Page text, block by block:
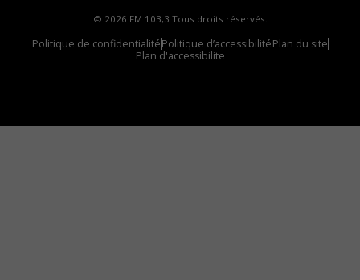
© 2026 FM 103,3 Tous droits réservés.
Politique de confidentialitéPolitique d’accessibilitéPlan du site
Plan d'accessibilite